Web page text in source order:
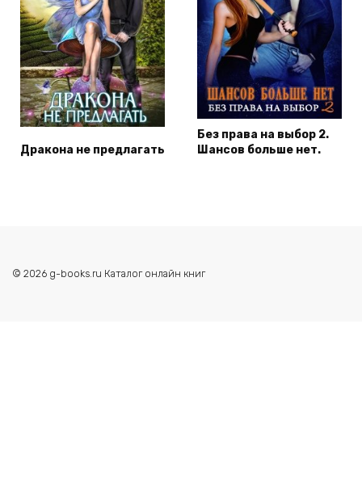
Дракона не предлагать
Без права на выбор 2.
Шансов больше нет.
© 2026 g-books.ru Каталог онлайн книг